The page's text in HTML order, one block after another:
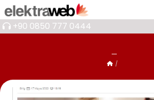
+90 0850 777 0444